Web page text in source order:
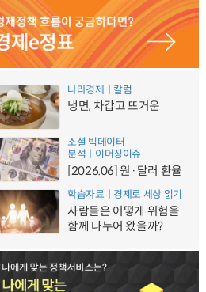
나라경제ㅣ칼럼
냉면, 차갑고 뜨거운
소셜 빅데이터
분석ㅣ이머징이슈
[2026.06] 원·달러 환율
학습자료ㅣ경제로 세상 읽기
사람들은 어떻게 위험을
함께 나누어 왔을까?